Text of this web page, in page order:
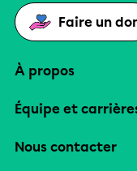
Faire un
À propos
Équipe et
Nous contacter